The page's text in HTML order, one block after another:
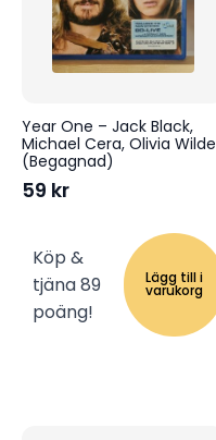
Year One – Jack Black,
Michael Cera, Olivia Wilde
(Begagnad)
59 kr
Köp &
tjäna 89
poäng!
Lägg till i
varukorg